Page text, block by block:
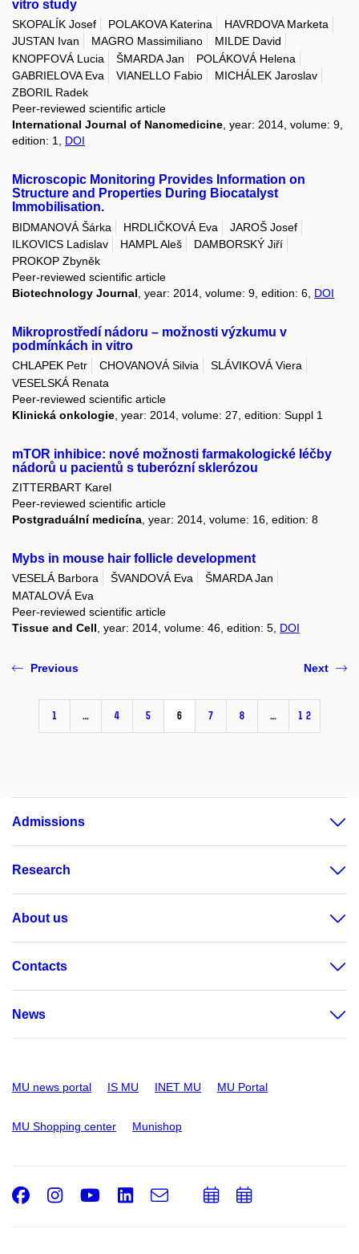
vitro study
SKOPALÍK Josef POLAKOVA Katerina
HAVRDOVA Marketa
JUSTAN Ivan
MAGRO Massimiliano
MILDE David
KNOPFOVÁ Lucia
ŠMARDA Jan
POLÁKOVÁ Helena
GABRIELOVA Eva
VIANELLO Fabio
MICHÁLEK Jaroslav
ZBORIL Radek
Peer-reviewed scientific article
International Journal of Nanomedicine, year: 2014, volume: 9,
edition: 1, DOI
Microscopic Monitoring Provides Information on
Structure and Properties During Biocatalyst
Immobilisation.
BIDMANOVÁ Šárka HRDLIČKOVÁ Eva
JAROŠ Josef
ILKOVICS Ladislav
HAMPL Aleš
DAMBORSKÝ Jiří
PROKOP Zbyněk
Peer-reviewed scientific article
Biotechnology Journal , year: 2014, volume: 9, edition: 6, DOI
Mikroprostředí nádoru – možnosti výzkumu v
podmínkách in vitro
CHLAPEK Petr CHOVANOVÁ Silvia
SLÁVIKOVÁ Viera
VESELSKÁ Renata
Peer-reviewed scientific article
Klinická onkologie , year: 2014, volume: 27, edition: Suppl 1
mTOR inhibice: nové možnosti farmakologické léčby
nádorů u pacientů s tuberózní sklerózou
ZITTERBART Karel
Peer-reviewed scientific article
Postgraduální medicína , year: 2014, volume: 16, edition: 8
Mybs in mouse hair follicle development
VESELÁ Barbora ŠVANDOVÁ Eva
ŠMARDA Jan
MATALOVÁ Eva
Peer-reviewed scientific article
Tissue and Cell , year: 2014, volume: 46, edition: 5, DOI
Previous
1 … 4 5 6 7 8 … 12
Next
Admissions
Research
About us
Contacts
News
MU news portal IS MU INET MU MU Portal
MU Shopping center Munishop
Facebook
Instagram
Youtube
LinkedIn
e-
AddAdd